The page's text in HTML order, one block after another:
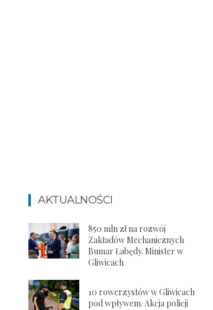
AKTUALNOŚCI
850 mln zł na rozwój
Zakładów Mechanicznych
Bumar Łabędy. Minister w
Gliwicach
10 rowerzystów w Gliwicach
pod wpływem. Akcja policji